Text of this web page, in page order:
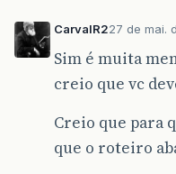
CarvalR227 de mai.
Sim é muita
creio que vc
Creio que para
que o roteiro